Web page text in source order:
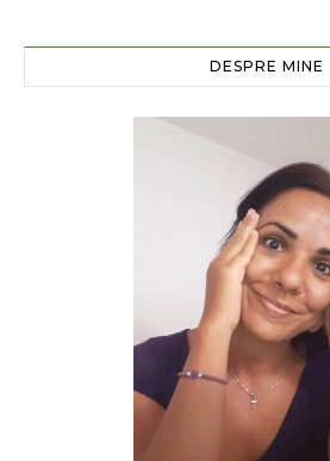
DESPRE MINE